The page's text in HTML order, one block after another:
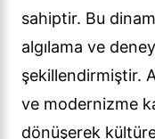
sahiptir. Bu
algılama ve
şekillendirmiştir.
ve modernizme
dönüşerek